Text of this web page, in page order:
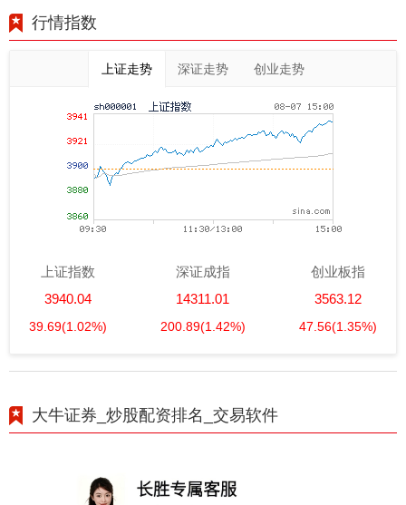
行情指数
上证走势 深证走势 创业走势
上证指数
3940.04
39.69(1.02%)
深证成指
14311.01
200.89(1.42%)
创业板指
3563.12
47.56(1.35%)
大牛证券_炒股配资排名_交易软件